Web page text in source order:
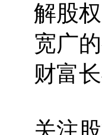
解股
宽广
财富